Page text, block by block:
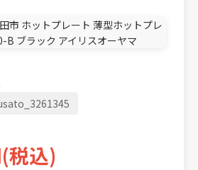
(税込)